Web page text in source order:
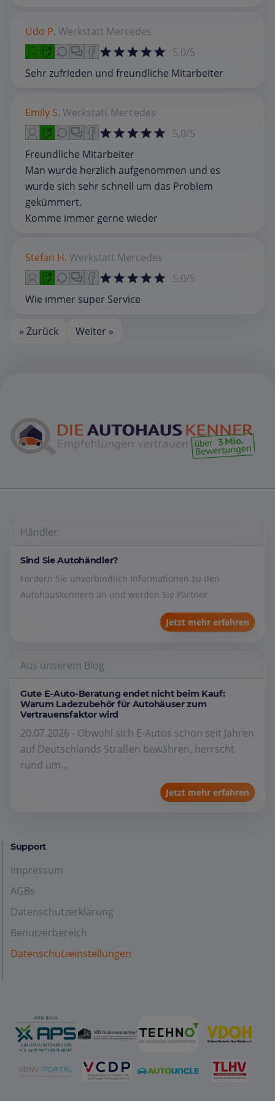
Udo P. Werkstatt Mercedes
5,0/5
Sehr zufrieden und freundliche Mitarbeiter
Emily S. Werkstatt Mercedes
5,0/5
Freundliche Mitarbeiter
Man wurde herzlich aufgenommen und es
wurde sich sehr schnell um das Problem
gekümmert.
Komme immer gerne wieder
Stefan H. Werkstatt Mercedes
5,0/5
Wie immer super Service
« Zurück Weiter »
Händler
Sind Sie Autohändler?
Fordern Sie unverbindlich Informationen zu den
Autohauskennern an und werden Sie Partner
Jetzt mehr erfahren
Aus unserem Blog
Gute E-Auto-Beratung endet nicht beim Kauf:
Warum Ladezubehör für Autohäuser zum
Vertrauensfaktor wird
20.07.2026 - Obwohl sich E-Autos schon seit Jahren
auf Deutschlands Straßen bewähren, herrscht
rund um...
Jetzt mehr erfahren
Support
Impressum
AGBs
Datenschutzerklärung
Benutzerbereich
Datenschutzeinstellungen